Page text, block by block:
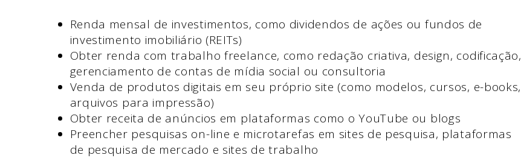
Renda mensal de investimentos, como dividendos de ações ou fundos de
investimento imobiliário (REITs)
Obter renda com trabalho freelance, como redação criativa, design, codificação,
gerenciamento de contas de mídia social ou consultoria
Venda de produtos digitais em seu próprio site (como modelos, cursos, e-books,
arquivos para impressão)
Obter receita de anúncios em plataformas como o YouTube ou blogs
Preencher pesquisas on-line e microtarefas em sites de pesquisa, plataformas
de pesquisa de mercado e sites de trabalho